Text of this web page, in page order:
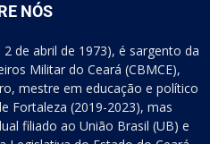
NÓS
de abril de 1973), é sargento da
Militar do Ceará (CBMCE),
mestre em educação e político
Fortaleza (2019-2023), mas
filiado ao União Brasil (UB) e